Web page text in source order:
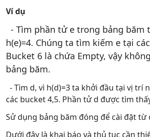
Ví dụ
- Tìm phần tử e trong bảng băm
h(e)=4. Chúng ta tìm kiếm e tại
Bucket 6 là chứa Empty, vậy
bảng băm.
- Tìm d, vì h(d)=3 ta khởi đầu tại vị trí
các bucket 4,5. Phần tử d được tìm
Sử dụng bảng băm đóng để cài đặt từ
Dưới đây là khai báo và thủ tục cần